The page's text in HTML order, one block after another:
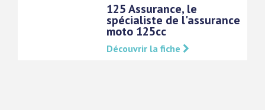
125 Assurance, le
spécialiste de l'assurance
moto 125cc
Découvrir la fiche